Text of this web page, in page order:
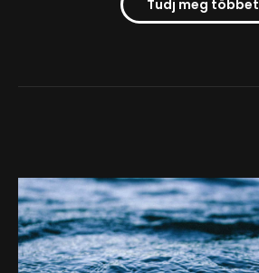
Tudj meg többet